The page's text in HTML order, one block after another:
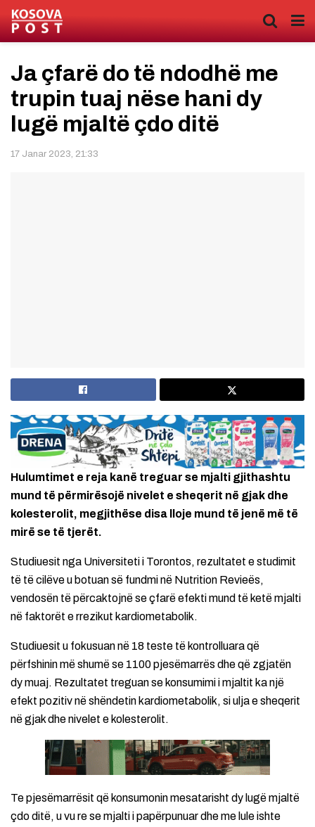
Ja çfarë do të ndodhë me
trupin tuaj nëse hani dy
lugë mjaltë çdo ditë
17 Janar 2023, 21:33
Hulumtimet e reja kanë treguar se mjalti gjithashtu
mund të përmirësojë nivelet e sheqerit në gjak dhe
kolesterolit, megjithëse disa lloje mund të jenë më të
mirë se të tjerët.
Studiuesit nga Universiteti i Torontos, rezultatet e studimit
të të cilëve u botuan së fundmi në Nutrition Revieës,
vendosën të përcaktojnë se çfarë efekti mund të ketë mjalti
në faktorët e rrezikut kardiometabolik.
Studiuesit u fokusuan në 18 teste të kontrolluara që
përfshinin më shumë se 1100 pjesëmarrës dhe që zgjatën
dy muaj. Rezultatet treguan se konsumimi i mjaltit ka një
efekt pozitiv në shëndetin kardiometabolik, si ulja e sheqerit
në gjak dhe nivelet e kolesterolit.
Te pjesëmarrësit që konsumonin mesatarisht dy lugë mjaltë
çdo ditë, u vu re se mjalti i papërpunuar dhe me lule ishte